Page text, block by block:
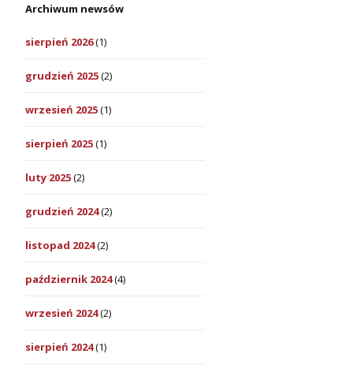
Archiwum newsów
sierpień 2026(1)
grudzień 2025(2)
wrzesień 2025(1)
sierpień 2025(1)
luty 2025(2)
grudzień 2024(2)
listopad 2024(2)
październik 2024(4)
wrzesień 2024(2)
sierpień 2024(1)